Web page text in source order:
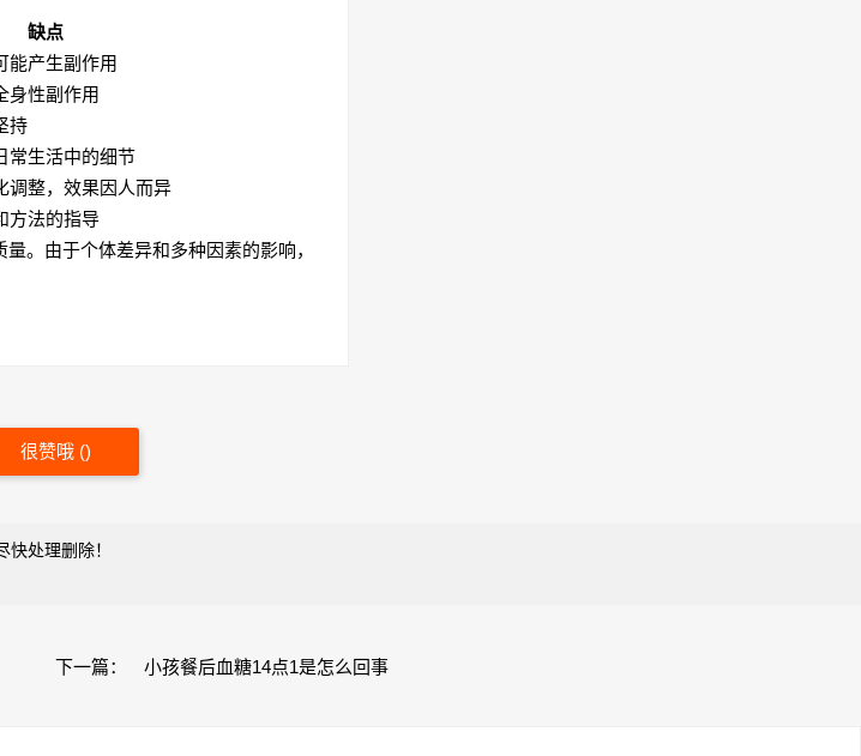
缺点
能产生副作用
身性副作用
持
常生活中的细节
调整，效果因人而异
方法的指导
。由于个体差异和多种因素的影响，
很赞哦 ()
处理删除！
下一篇： 小孩餐后血糖14点1是怎么回事